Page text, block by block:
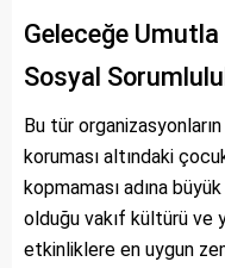
Geleceğe
Sosyal
Bu tür
koruması altındaki
kopmaması adına
olduğu vakıf kültürü ve
etkinliklere en uygun